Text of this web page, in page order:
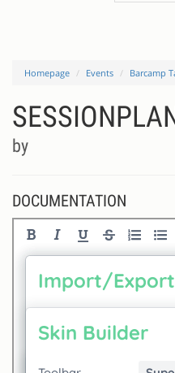
Homepage Events Barcamp
by
DOCUMENTATION